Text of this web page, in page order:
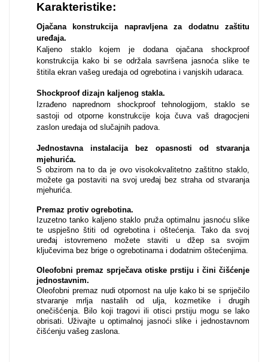
Karakteristike:
Ojačana konstrukcija napravljena za dodatnu zaštitu
uređaja.
Kaljeno staklo kojem je dodana ojačana shockproof
konstrukcija kako bi se održala savršena jasnoća slike te
štitila ekran vašeg uređaja od ogrebotina i vanjskih udaraca.
Shockproof dizajn kaljenog stakla.
Izrađeno naprednom shockproof tehnologijom, staklo se
sastoji od otporne konstrukcije koja čuva vaš dragocjeni
zaslon uređaja od slučajnih padova.
Jednostavna instalacija bez opasnosti od stvaranja
mjehurića.
S obzirom na to da je ovo visokokvalitetno zaštitno staklo,
možete ga postaviti na svoj uređaj bez straha od stvaranja
mjehurića.
Premaz protiv ogrebotina.
Izuzetno tanko kaljeno staklo pruža optimalnu jasnoću slike
te uspješno štiti od ogrebotina i oštećenja. Tako da svoj
uređaj istovremeno možete staviti u džep sa svojim
ključevima bez brige o ogrebotinama i dodatnim oštećenjima.
Oleofobni premaz sprječava otiske prstiju i čini čišćenje
jednostavnim.
Oleofobni premaz nudi otpornost na ulje kako bi se spriječilo
stvaranje mrlja nastalih od ulja, kozmetike i drugih
onečišćenja. Bilo koji tragovi ili otisci prstiju mogu se lako
obrisati. Uživajte u optimalnoj jasnoći slike i jednostavnom
čišćenju vašeg zaslona.
Mandale / Cvjetni
motivi
MarbleMania
Gaming motivi Crtani filmovi
Sportski motivi Obiteljski motivi